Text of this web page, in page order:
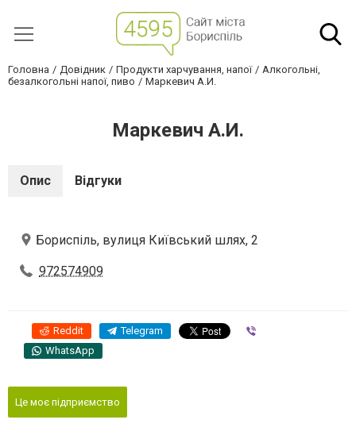
Головна Довідник Продукти харчування, напої
Алкогольні,
безалкогольні напої, пиво
Маркевич А.И.
Маркевич А.И.
Опис Відгуки
Бориспіль, вулиця Київський шлях, 2
972574909
Reddit Telegram
WhatsApp
Це моє підприємство